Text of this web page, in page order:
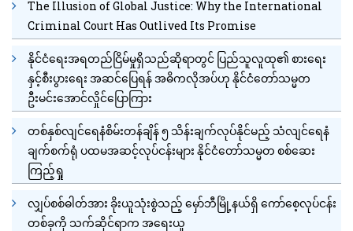
The Illusion of Global Justice: Why the International
Criminal Court Has Outlived Its Promise
နိုင်ငံရေးအရတည်ငြိမ်မှုရှိသည်ဆိုရာတွင် ပြည်သူလူထု၏ စားရေး
နှင့်စီးပွားရေး အဆင်ပြေရန် အဓိကလိုအပ်ဟု နိုင်ငံတော်သမ္မတ
ဦးမင်းအောင်လှိုင်ပြောကြား
တစ်နှစ်လျင်ရေနံစိမ်းတန်ချိန် ၅ သိန်းချက်လုပ်နိုင်မည့် သံလျင်ရေနံ
ချက်စက်ရုံ ပထမအဆင့်လုပ်ငန်းများ နိုင်ငံတော်သမ္မတ စစ်ဆေး
ကြည့်ရှု
လျှပ်စစ်ဓါတ်အား ခိုးယူသုံးစွဲသည့် မှော်ဘီမြို့နယ်ရှိ ကော်စေ့လုပ်ငန်း
တစ်ခုကို သက်ဆိုင်ရာက အရေးယူ